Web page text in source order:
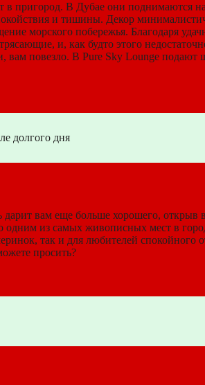
в пригород. В Дубае они поднимаются
и тишины. Декор
морского побережья. Благодаря
и, как будто этого
повезло. В Pure Sky Lounge
долгого дня
вам еще больше хорошего,
одним из самых живописных мест в
так и для любителей спокойного
просить?